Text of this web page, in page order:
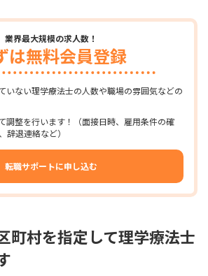
業界最大規模の求人数！
は無料会員登録
いない理学療法士の人数や職場の雰囲気などの
調整を行います！（面接日時、雇用条件の確
辞退連絡など）
転職サポートに申し込む
町村を指定して理学療法士